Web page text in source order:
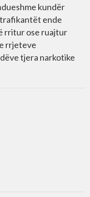
kundër
ende
rritur ose ruajtur
rrjeteve
tjera narkotike